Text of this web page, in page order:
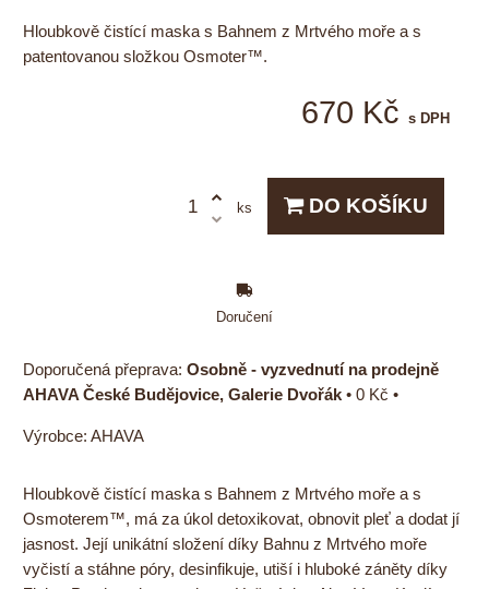
Hloubkově čistící maska s Bahnem z Mrtvého moře a s
patentovanou složkou Osmoter™.
670 Kč s DPH
ks DO KOŠÍKU
Doručení
Osobně - vyzvednutí na prodejně
AHAVA České Budějovice, Galerie Dvořák • 0 Kč •
Výrobce: AHAVA
Hloubkově čistící maska s Bahnem z Mrtvého moře a s
Osmoterem™, má za úkol detoxikovat, obnovit pleť a dodat jí
jasnost. Její unikátní složení díky Bahnu z Mrtvého moře
vyčistí a stáhne póry, desinfikuje, utiší i hluboké záněty díky